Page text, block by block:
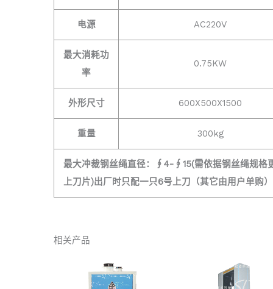
电源 AC220V
最大消耗功
率
0.75KW
外形尺寸 600X500X1500
重量 300kg
最大冲裁钢丝绳直径：∮4-∮15(需依据钢丝绳规格
上刀片)出厂时只配一只6号上刀（其它由用户单购）
相关产品